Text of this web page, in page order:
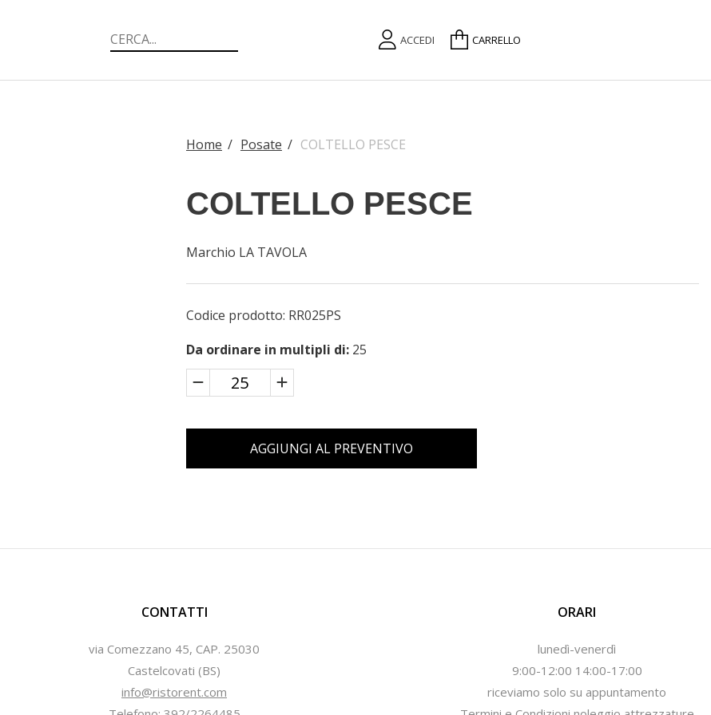
ACCEDI CARRELLO
Home / Posate / COLTELLO PESCE
COLTELLO PESCE
Marchio LA TAVOLA
Codice prodotto: RR025PS
Da ordinare in multipli di: 25
AGGIUNGI AL PREVENTIVO
CONTATTI
via Comezzano 45, CAP. 25030
Castelcovati (BS)
info@ristorent.com
ORARI
lunedì-venerdì
9:00-12:00 14:00-17:00
riceviamo solo su appuntamento